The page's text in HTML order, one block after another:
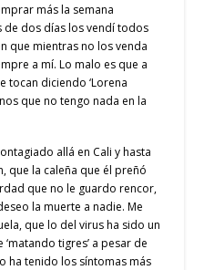
más la semana
de dos días los vendí todos
que mientras no los venda
a mí. Lo malo es que a
tocan diciendo ‘Lorena
que no tengo nada en la
allá en Cali y hasta
que la caleña que él preñó
que no le guardo rencor,
la muerte a nadie. Me
que lo del virus ha sido un
tigres’ a pesar de
ha tenido los síntomas más